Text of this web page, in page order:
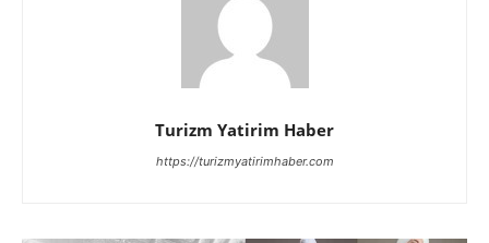
Turizm Yatirim Haber
https://turizmyatirimhaber.com